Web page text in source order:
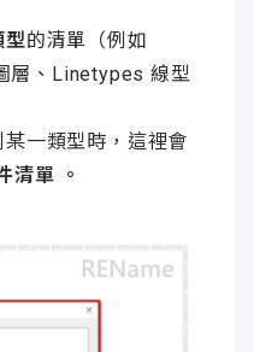
型的清單（例如
層、Linetypes 線型
一類型時，這裡會
清單 。